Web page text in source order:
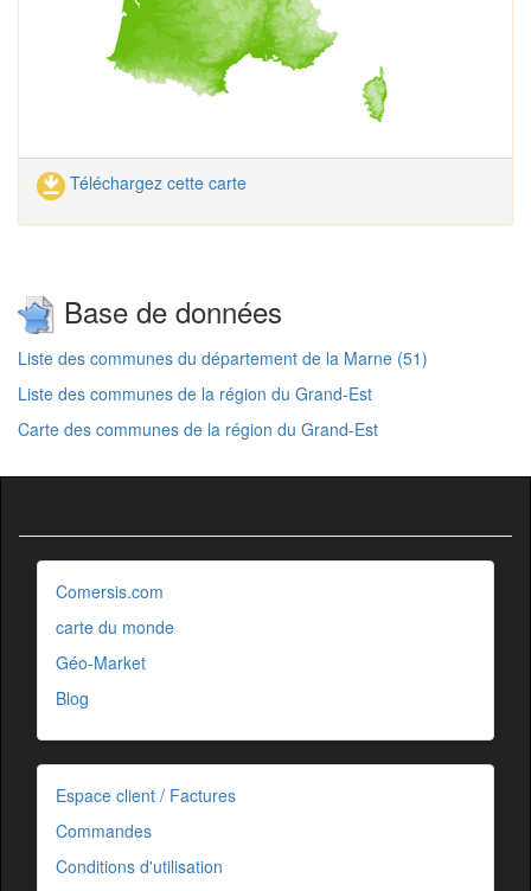
Téléchargez cette carte
Base de données
Liste des communes du département de la Marne (51)
Liste des communes de la région du Grand-Est
Carte des communes de la région du Grand-Est
Comersis.com
carte du monde
Géo-Market
Blog
Espace client / Factures
Commandes
Conditions d'utilisation